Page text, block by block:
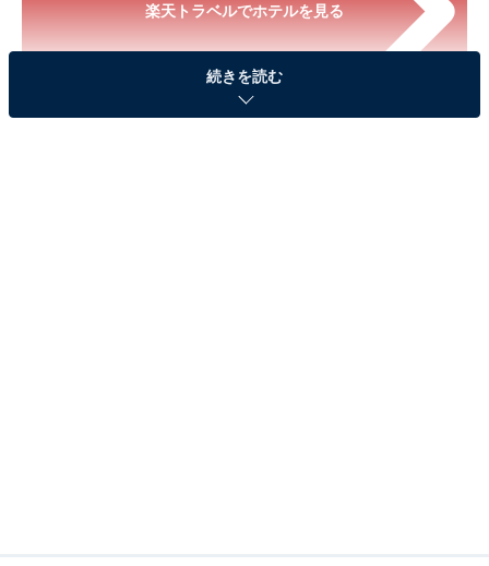
楽天トラベルでホテルを見る
続きを読む